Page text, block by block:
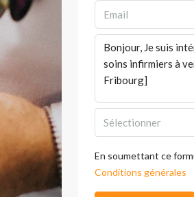
Sélectionner
En soumettant ce
Conditions générales